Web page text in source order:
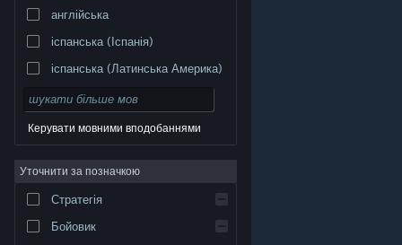
© Valve Corporation. Усі права захищено. Усі
Юридична інформація
підписника Steam
cookie
англійська
іспанська (Іспанія)
іспанська (Латинська Америка)
Керувати мовними вподобаннями
Уточнити за позначкою
Стратегія
Бойовик